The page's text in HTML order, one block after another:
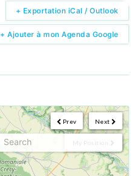
+ Ajouter à mon Agenda Google
+ Exportation iCal / Outlook
Next
Prev
My Position